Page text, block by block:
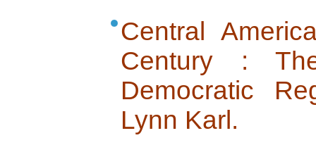
Central
Century :
Democratic
Lynn Karl.